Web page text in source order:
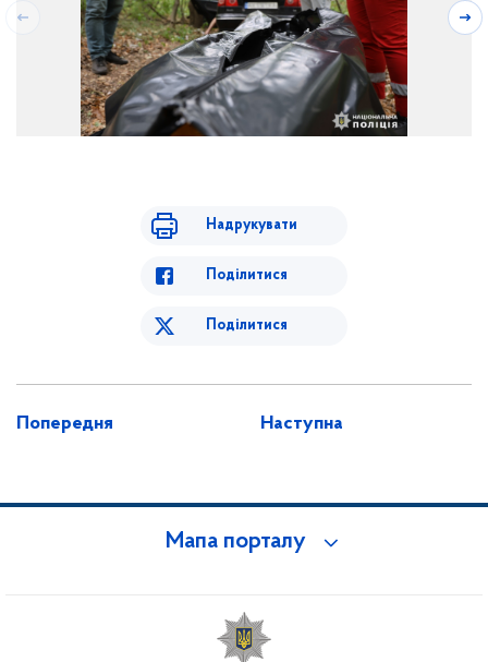
Надрукувати
Поділитися
Поділитися
Попередня Наступна
Мапа порталу